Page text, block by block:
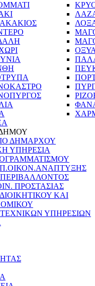
ΑΚΑΚΙΟΣ
ΔΗΜΑΡΧΟΥ
ΥΠΗΡΕΣΙΑ
ΠΡΟΣΤΑΣΙΑΣ
ΚΑΙ
ΥΠΗΡΕΣΙΩΝ